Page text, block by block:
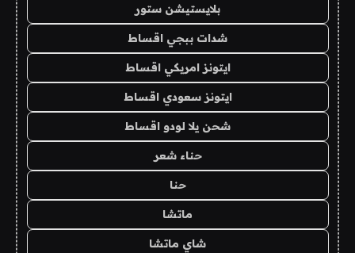
بلايستيشن ستور
شدات ببجي اقساط
ايتونز امريكي اقساط
ايتونز سعودي اقساط
شحن يلا لودو اقساط
حناء شعر
حنا
ماتشا
شاي ماتشا